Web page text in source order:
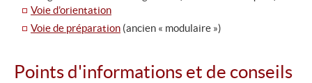
Voie d’orientation
Voie de préparation (ancien « modulaire »)
Points d'informations et de conseils